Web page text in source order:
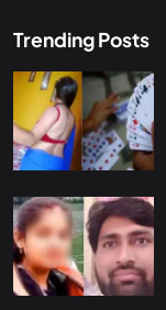
Trending Posts